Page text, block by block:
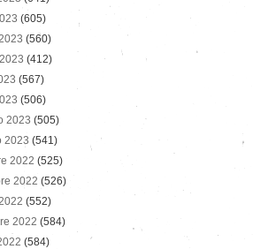
(605)
(560)
(412)
(567)
(506)
2023 (505)
2023 (541)
2022 (525)
2022 (526)
(552)
2022 (584)
(584)